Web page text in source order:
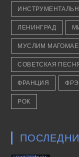
ЛЕНИНГРАД
МУСЛИМ
СОВЕТСКАЯ
ФРАНЦИЯ
РОК